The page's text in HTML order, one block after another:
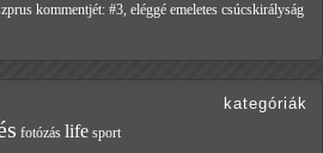
kommentjét: #3, eléggé emeletes csúcskirályság
kategóriák
fotózás life sport